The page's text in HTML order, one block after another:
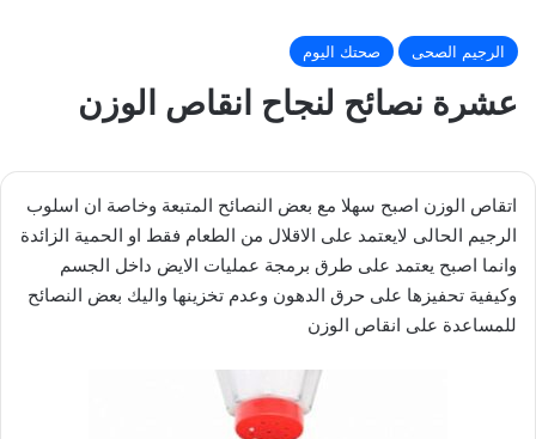
الرجيم الصحى صحتك اليوم
عشرة نصائح لنجاح انقاص الوزن
اتقاص الوزن اصبح سهلا مع بعض النصائح المتبعة وخاصة ان اسلوب
الرجيم الحالى لايعتمد على الاقلال من الطعام فقط او الحمية الزائدة
وانما اصبح يعتمد على طرق برمجة عمليات الايض داخل الجسم
وكيفية تحفيزها على حرق الدهون وعدم تخزينها واليك بعض النصائح
للمساعدة على انقاص الوزن